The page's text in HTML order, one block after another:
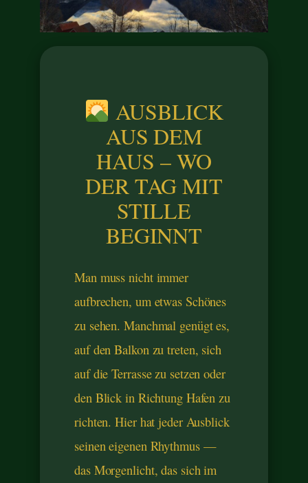
AUSBLICK
AUS DEM
HAUS – WO
DER TAG MIT
STILLE
BEGINNT
Man muss nicht immer
aufbrechen, um etwas Schönes
zu sehen. Manchmal genügt es,
auf den Balkon zu treten, sich
auf die Terrasse zu setzen oder
den Blick in Richtung Hafen zu
richten. Hier hat jeder Ausblick
seinen eigenen Rhythmus —
das Morgenlicht, das sich im